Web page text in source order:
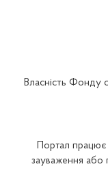
Закарпатське
Власність Фонду
Портал працює
зауваження або